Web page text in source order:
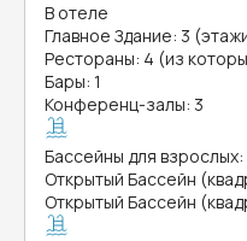
В отеле
Главное Здание: 3
Рестораны: 4 (из
Бары: 1
Конференц-залы: 3
Бассейны для взрослых:
Открытый Бассейн
Открытый Бассейн